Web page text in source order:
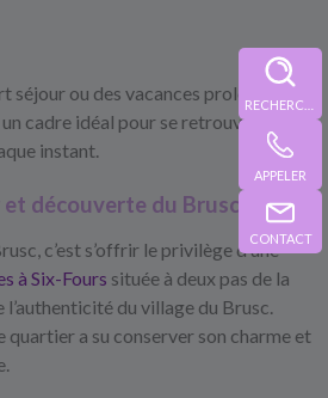
APPELER
CONTACT
séjour ou des vacances prolongées
cadre idéal pour se retrouver et
instant.
découverte du Brusc
, c’est s’offrir le privilège d’une
à Six-Fours située à deux pas de la
du village du Brusc.
quartier a su conserver son charme et